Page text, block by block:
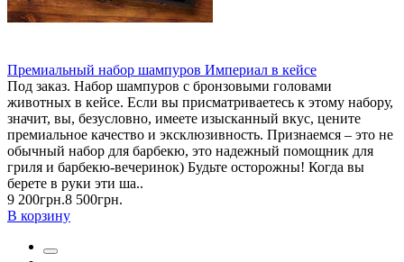
Премиальный набор шампуров Империал в кейсе
Под заказ. Набор шампуров с бронзовыми головами
животных в кейсе. Если вы присматриваетесь к этому набору,
значит, вы, безусловно, имеете изысканный вкус, цените
премиальное качество и эксклюзивность. Признаемся – это не
обычный набор для барбекю, это надежный помощник для
гриля и барбекю-вечеринок) Будьте осторожны! Когда вы
берете в руки эти ша..
9 200грн.8 500грн.
В корзину